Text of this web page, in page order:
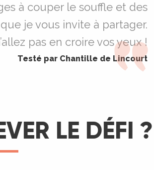
à couper le souffle et des
je vous invite à partager.
pas en croire vos yeux !
Testé par Chantille de Lincourt
LE DÉFI ?